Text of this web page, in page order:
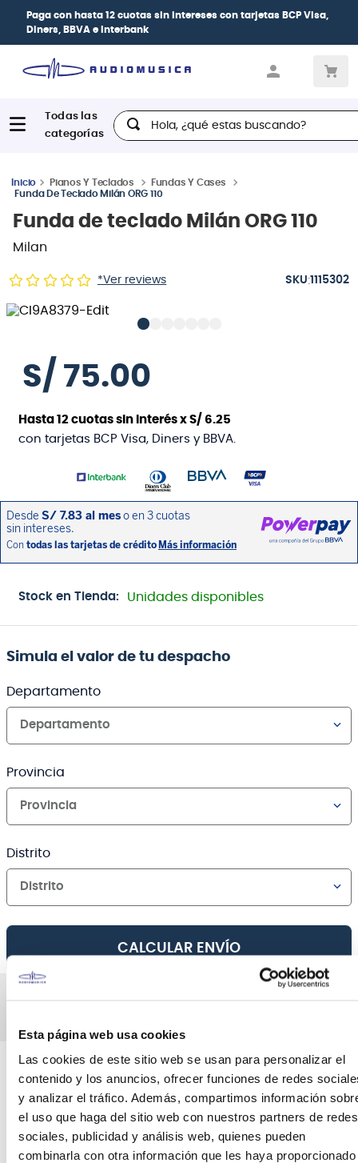
Esta página web usa cookies
Las cookies de este sitio web se usan para personalizar el
contenido y los anuncios, ofrecer funciones de redes
y analizar el tráfico. Además, compartimos información
el uso que haga del sitio web con nuestros partners de redes
sociales, publicidad y análisis web, quienes pueden
combinarla con otra información que les haya proporcionado
Paga con hasta 12 cuotas sin intereses con tarjetas BCP Visa,
Diners, BBVA e Interbank
Hola, ¿qué estas buscando?
Pianos Y Teclados
Fundas Y Cases
Funda De Teclado Milán ORG 110
Funda de teclado Milán ORG 110
Milan
*Ver reviews :1115302
S/ 75.00
Hasta12 cuotas sin interés xS/ 6.25
con tarjetas BCP Visa, Diners y BBVA.
Stock en Tienda: Unidades disponibles
Simula el valor de tu despacho
Departamento
Departamento
Provincia
Provincia
Distrito
Distrito
CALCULAR ENVÍO
Teléfono
+51 977 624 112
WhatsApp
+51 977 624 112